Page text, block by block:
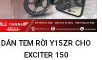
DÁN TEM RỜI Y15ZR CHO
EXCITER 150